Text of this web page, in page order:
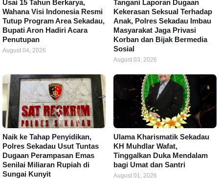
Usai 15 Tahun Berkarya,
Wahana Visi Indonesia Resmi
Tutup Program Area Sekadau,
Bupati Aron Hadiri Acara
Penutupan
August 04, 2026
Tangani Laporan Dugaan
Kekerasan Seksual Terhadap
Anak, Polres Sekadau Imbau
Masyarakat Jaga Privasi
Korban dan Bijak Bermedia
Sosial
August 03, 2026
Naik ke Tahap Penyidikan,
Polres Sekadau Usut Tuntas
Dugaan Perampasan Emas
Senilai Miliaran Rupiah di
Sungai Kunyit
Ulama Kharismatik Sekadau
KH Muhdlar Wafat,
Tinggalkan Duka Mendalam
bagi Umat dan Santri
August 01, 2026